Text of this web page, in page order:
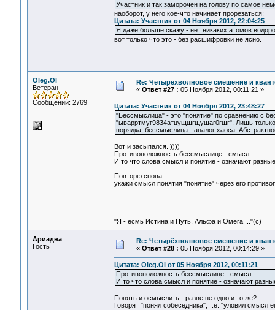
Участник и так заморочен на голову по самое
наоборот, у него кое-что начинает прорезаться:
Цитата: Участник от 04 Ноября 2012, 22:04:25
Я даже больше скажу - нет никаких атомов
вот только что это - без расшифровки не ясно.
Oleg.Ol
Ветеран
Сообщений: 2769
Re: Четырёхволновое смешение и
« Ответ #27 : 05 Ноября 2012, 00:11:21 »
Цитата: Участник от 04 Ноября 2012, 23:48:27
"Бессмыслица" - это "понятие" по сравнению с
"ыварртмуг9834атцущшгщушаг0гшг". Лишь
порядка, бессмыслица - аналог хаоса.
Вот и засыпался. ))))
Противоположность бессмыслице - смысл.
И то что слова смысл и понятие - означают
Повторю снова:
укажи смысл понятия "понятие" через его
"Я - есмь Истина и Путь, Альфа и Омега ..."(с)
Ариадна
Гость
Re: Четырёхволновое смешение и
« Ответ #28 : 05 Ноября 2012, 00:14:29 »
Цитата: Oleg.Ol от 05 Ноября 2012, 00:11:21
Противоположность бессмыслице - смысл.
И то что слова смысл и понятие - означают
Понять и осмыслить - разве не одно и то же?
Говорят "понял собеседника", т.е. "уловил смысл